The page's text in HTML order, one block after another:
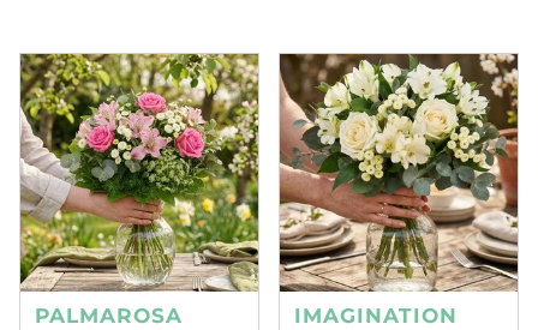
PALMAROSA IMAGINATION